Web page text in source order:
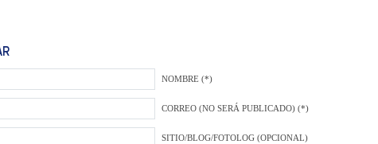
NOMBRE (*)
CORREO (NO SERÁ PUBLICADO) (*)
SITIO/BLOG/FOTOLOG (OPCIONAL)